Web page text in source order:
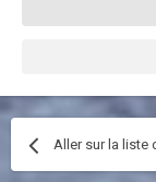
Aller sur la liste